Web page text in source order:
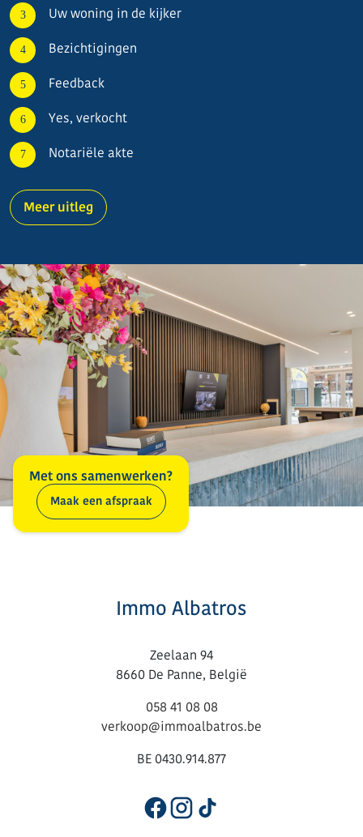
Uw woning in de kijker
Bezichtigingen
Feedback
Yes, verkocht
Notariële akte
Meer uitleg
Met ons samenwerken?
Maak een afspraak
Immo Albatros
Zeelaan 94
8660 De Panne, België
058 41 08 08
verkoop@immoalbatros.be
BE 0430.914.877